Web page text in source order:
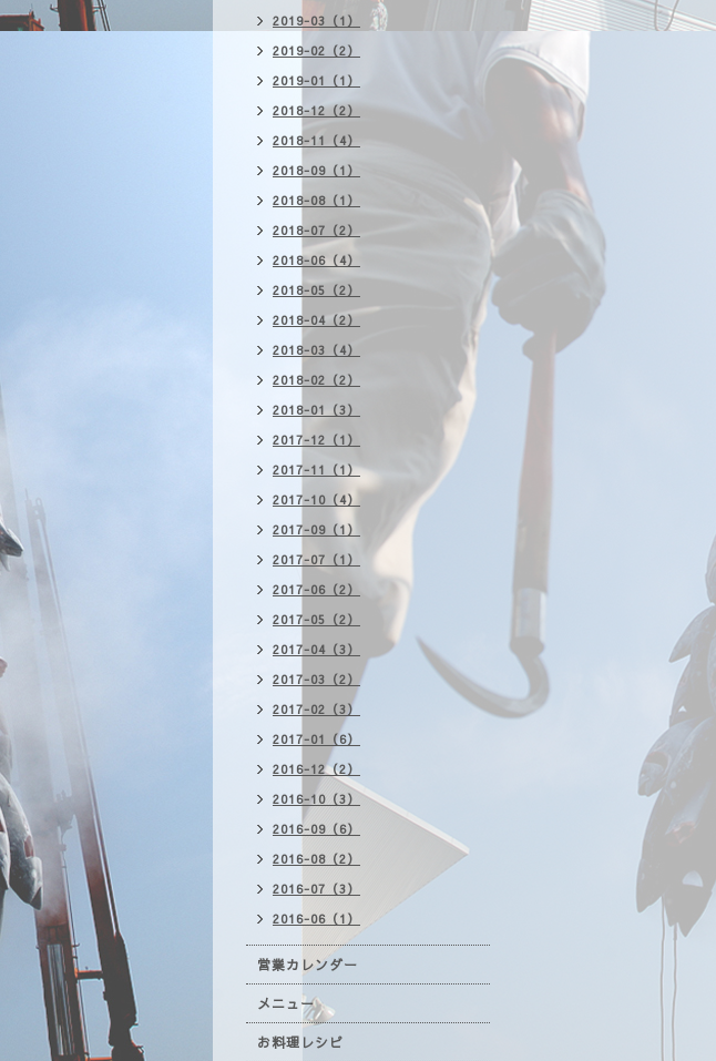
2019-03（1）
2019-02（2）
2019-01（1）
2018-12（2）
2018-11（4）
2018-09（1）
2018-08（1）
2018-07（2）
2018-06（4）
2018-05（2）
2018-04（2）
2018-03（4）
2018-02（2）
2018-01（3）
2017-12（1）
2017-11（1）
2017-10（4）
2017-09（1）
2017-07（1）
2017-06（2）
2017-05（2）
2017-04（3）
2017-03（2）
2017-02（3）
2017-01（6）
2016-12（2）
2016-10（3）
2016-09（6）
2016-08（2）
2016-07（3）
2016-06（1）
営業カレンダー
メニュー
お料理レシピ